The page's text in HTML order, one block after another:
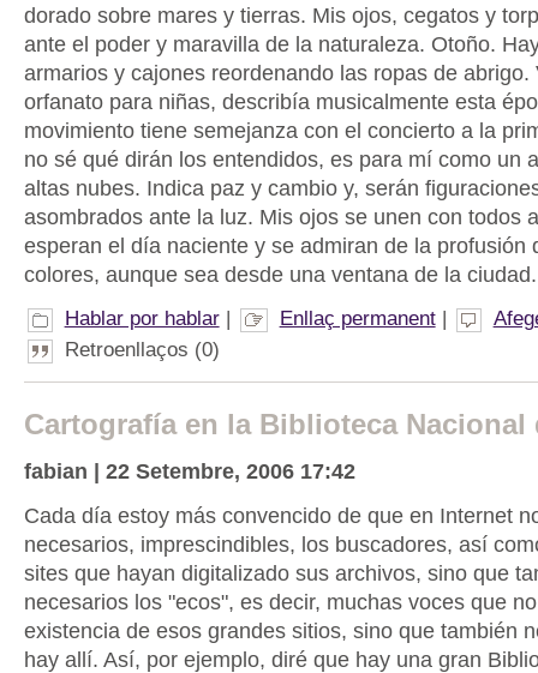
dorado sobre mares y tierras. Mis ojos, cegatos y
ante el poder y maravilla de la naturaleza. Otoño.
armarios y cajones reordenando las ropas de abrigo.
orfanato para niñas, describía musicalmente esta
movimiento tiene semejanza con el concierto a la
no sé qué dirán los entendidos, es para mí como un
altas nubes. Indica paz y cambio y, serán
asombrados ante la luz. Mis ojos se unen con todos
esperan el día naciente y se admiran de la profusión
colores, aunque sea desde una ventana de la ciudad.
Hablar por hablar| Enllaç permanent|
Retroenllaços (0)
Cartografía en la Biblioteca Nacional
fabian | 22 Setembre, 2006 17:42
Cada día estoy más convencido de que en Internet
necesarios, imprescindibles, los buscadores, así
sites que hayan digitalizado sus archivos, sino que
necesarios los "ecos", es decir, muchas voces que
existencia de esos grandes sitios, sino que también
hay allí. Así, por ejemplo, diré que hay una gran